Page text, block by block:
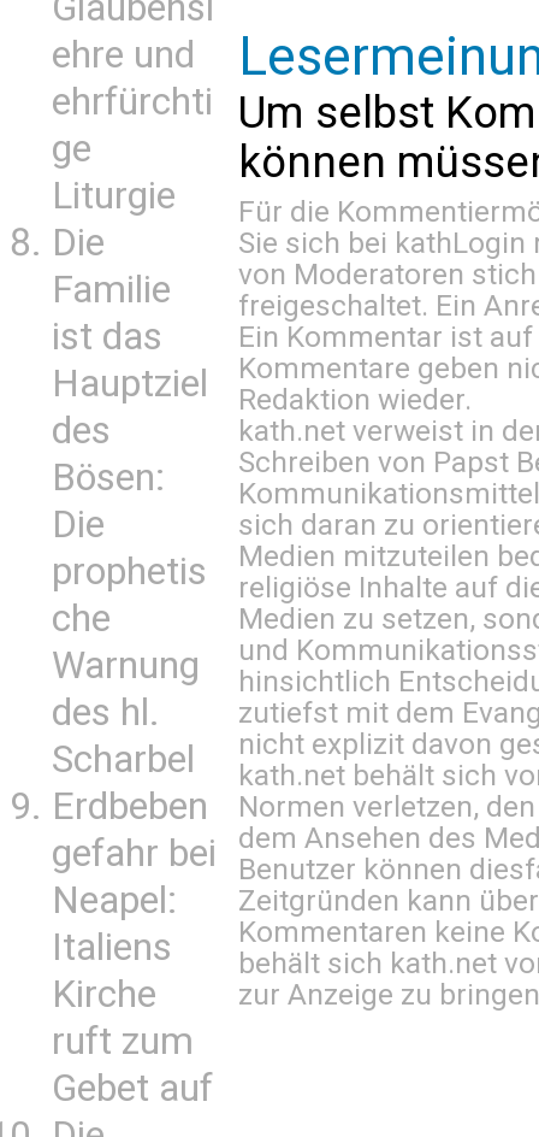
ehre und
ehrfürchti
ge
Liturgie
Die
Familie
ist das
Hauptziel
des
Bösen:
Die
prophetis
che
Warnung
des hl.
Scharbel
Erdbeben
gefahr bei
Neapel:
Italiens
Kirche
ruft zum
Gebet auf
Um selbst
können
Für die
Sie sich bei kathLogin
von Moderatoren
freigeschaltet. Ein
Ein Kommentar ist
Kommentare geben
Redaktion wieder.
kath.net verweist in
Schreiben von Papst
sich daran zu
Medien mitzuteilen
religiöse Inhalte auf
Medien zu setzen,
und
hinsichtlich
zutiefst mit dem
nicht explizit davon
kath.net behält sich
Normen verletzen,
dem Ansehen des
Benutzer können
Zeitgründen kann
Kommentaren keine
behält sich kath.net
zur Anzeige zu